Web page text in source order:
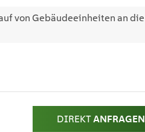
von Gebäude­einheiten an die
DIREKTANFRAGEN